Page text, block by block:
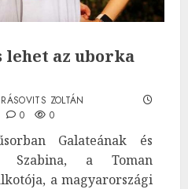
lehet az uborka
ZOLTÁN
0 0
Galateának és
Szabina, a Toman
a magyarországi